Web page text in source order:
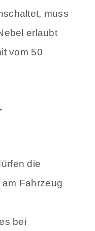
muss
erlaubt
vom 50
die
Fahrzeug
bei